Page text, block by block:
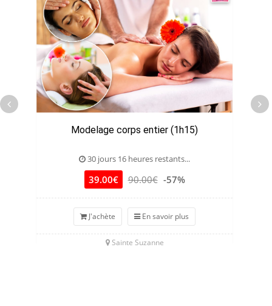
Modelage corps entier (1h15)
30 jours 16 heures restants...
39.00€ 90.00€ -57%
J'achète En savoir plus
Sainte Suzanne